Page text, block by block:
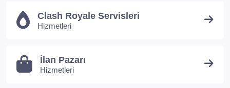
Clash Royale Servisleri
Hizmetleri
İlan Pazarı
Hizmetleri